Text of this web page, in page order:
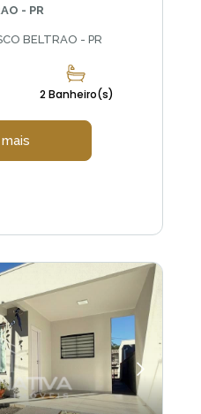
- PR
BELTRAO - PR
2 Banheiro(s)